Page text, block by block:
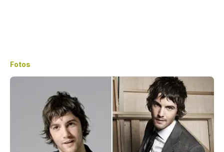
Fotos